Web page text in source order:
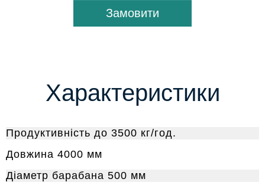
Замовити
Характеристики
Продуктивність до 3500 кг/год.
Довжина 4000 мм
Діаметр барабана 500 мм